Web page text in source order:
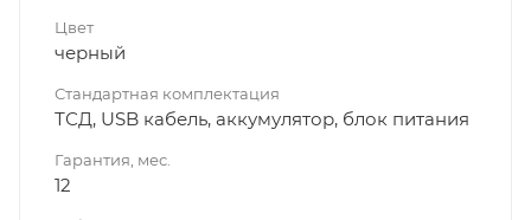
Цвет
черный
Стандартная комплектация
ТСД, USB кабель, аккумулятор, блок питания
Гарантия, мес.
12